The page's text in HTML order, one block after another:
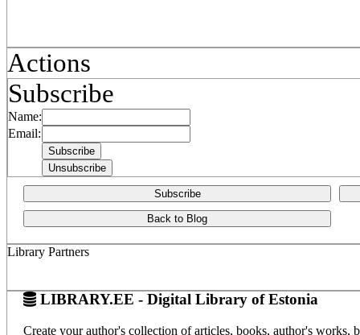
Actions
Subscribe
Name:
Email:
Subscribe
Back to Blog
Library Partners
LIBRARY.EE - Digital Library of Estonia
Create your author's collection of articles, books, author's